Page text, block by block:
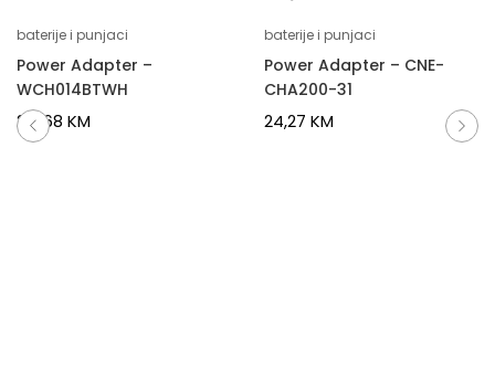
baterije i punjaci
Power Adapter –
WCH014BTWH
212,68 KM
baterije i punjaci
Power Adapter – CNE-
CHA200-31
24,27 KM